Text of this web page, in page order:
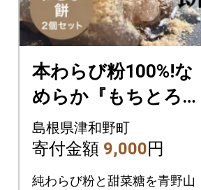
本わらび粉100%!な
めらか『もちとろわ
らび餅』(150g×2個)
きなこ・黒蜜付き
島根県津和野町
寄付金額 9,000円
純わらび粉と甜菜糖を青野山